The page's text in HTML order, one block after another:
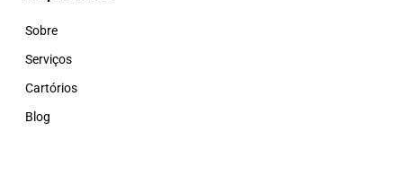
Sobre
Serviços
Cartórios
Blog